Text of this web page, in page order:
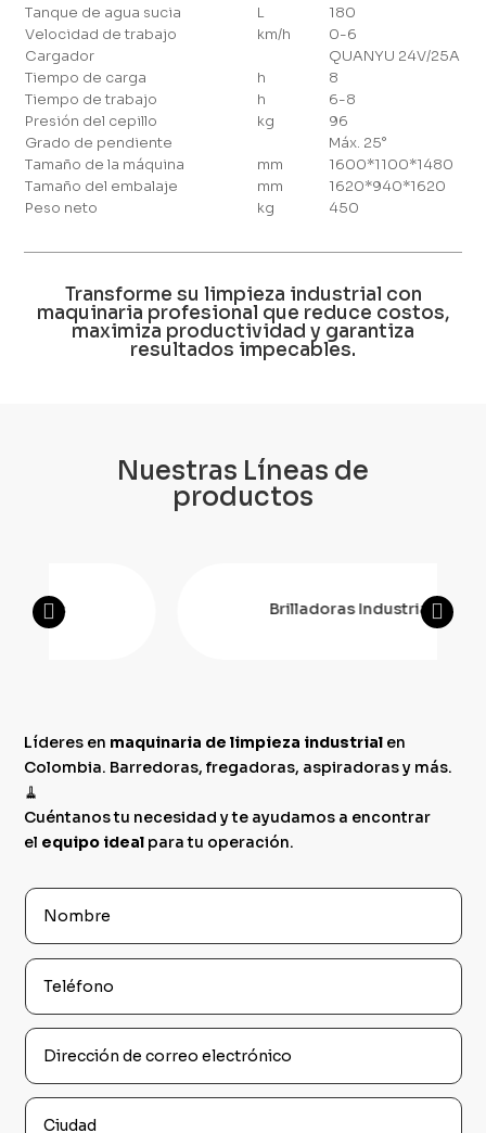
Tanque de agua sucia
L
180
Velocidad de trabajo
km/h
0-6
Cargador
QUANYU 24V/25A
Tiempo de carga
h
8
Tiempo de trabajo
h
6-8
Presión del cepillo
kg
96
Grado de pendiente
Máx. 25°
Tamaño de la máquina
mm
1600*1100*1480
Tamaño del embalaje
mm
1620*940*1620
Peso neto
kg 450
Transforme su limpieza industrial con
maquinaria profesional que reduce costos,
maximiza productividad y garantiza
resultados impecables.
Nuestras Líneas de
productos
Brilladoras Industriales
Líderes en maquinaria de limpieza industrial en
Colombia. Barredoras, fregadoras, aspiradoras y más.
🧹
Cuéntanos tu necesidad y te ayudamos a encontrar
el equipo ideal para tu operación.